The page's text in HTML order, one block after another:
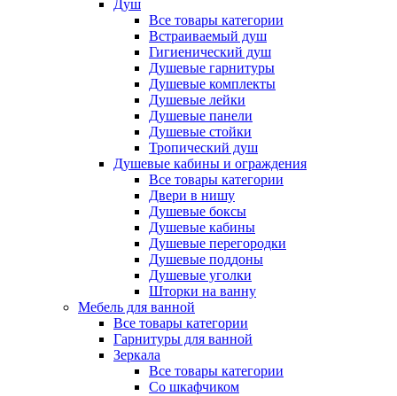
Душ
Все товары категории
Встраиваемый душ
Гигиенический душ
Душевые гарнитуры
Душевые комплекты
Душевые лейки
Душевые панели
Душевые стойки
Тропический душ
Душевые кабины и ограждения
Все товары категории
Двери в нишу
Душевые боксы
Душевые кабины
Душевые перегородки
Душевые поддоны
Душевые уголки
Шторки на ванну
Мебель для ванной
Все товары категории
Гарнитуры для ванной
Зеркала
Все товары категории
Со шкафчиком